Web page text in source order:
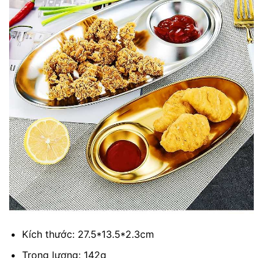
Kích thước: 27.5*13.5*2.3cm
Trọng lượng: 142g